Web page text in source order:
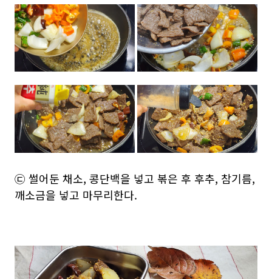
㉢ 썰어둔 채소, 콩단백을 넣고 볶은 후 후추, 참기름,
깨소금을 넣고 마무리한다.